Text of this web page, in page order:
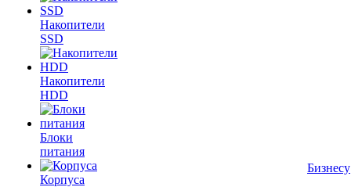
Накопители
SSD
Накопители
HDD
Блоки
питания
Корпуса
Бизнесу